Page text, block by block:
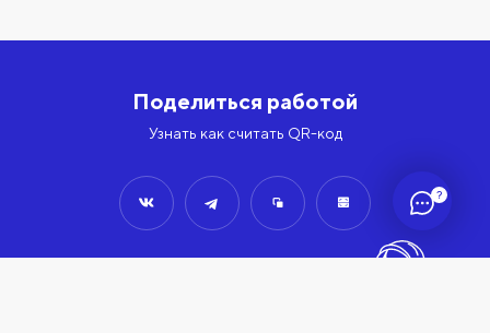
?
Поделиться работой
Узнать как считать QR-код